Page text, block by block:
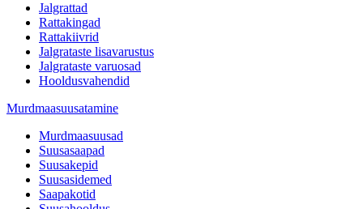
Jalgrattad
Rattakingad
Rattakiivrid
Jalgrataste lisavarustus
Jalgrataste varuosad
Hooldusvahendid
Murdmaasuusatamine
Murdmaasuusad
Suusasaapad
Suusakepid
Suusasidemed
Saapakotid